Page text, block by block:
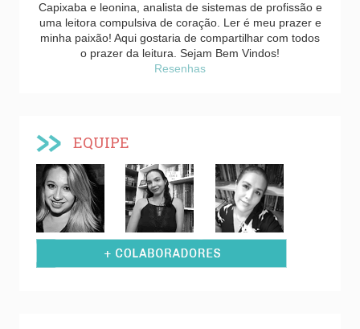
Capixaba e leonina, analista de sistemas de profissão e
uma leitora compulsiva de coração. Ler é meu prazer e
minha paixão! Aqui gostaria de compartilhar com todos
o prazer da leitura. Sejam Bem Vindos!
Resenhas
EQUIPE